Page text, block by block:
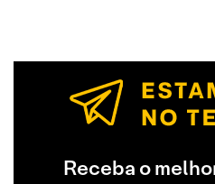
Receba o